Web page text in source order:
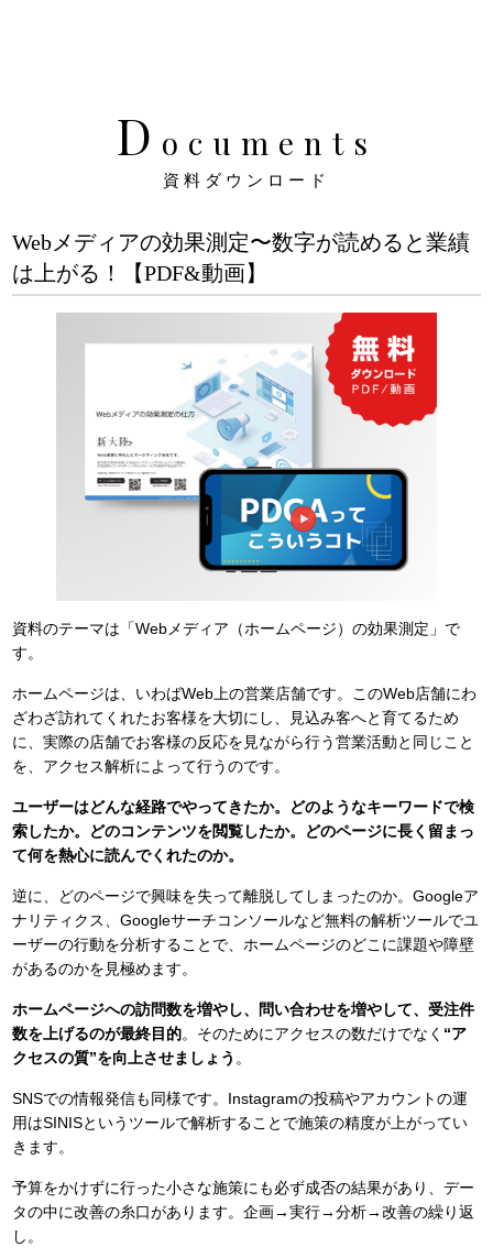
D ocuments
資料ダウンロード
Webメディアの効果測定〜数字が読めると業績
は上がる！【PDF&動画】
資料のテーマは「Webメディア（ホームページ）の効果測定」で
す。
ホームページは、いわばWeb上の営業店舗です。このWeb店舗にわ
ざわざ訪れてくれたお客様を大切にし、見込み客へと育てるため
に、実際の店舗でお客様の反応を見ながら行う営業活動と同じこと
を、アクセス解析によって行うのです。
ユーザーはどんな経路でやってきたか。どのようなキーワードで検
索したか。どのコンテンツを閲覧したか。どのページに長く留まっ
て何を熱心に読んでくれたのか。
逆に、どのページで興味を失って離脱してしまったのか。Googleア
ナリティクス、Googleサーチコンソールなど無料の解析ツールでユ
ーザーの行動を分析することで、ホームページのどこに課題や障壁
があるのかを見極めます。
ホームページへの訪問数を増やし、問い合わせを増やして、受注件
数を上げるのが最終目的。そのためにアクセスの数だけでなく “ア
クセスの質”を向上させましょう 。
SNSでの情報発信も同様です。Instagramの投稿やアカウントの運
用はSINISというツールで解析することで施策の精度が上がってい
きます。
予算をかけずに行った小さな施策にも必ず成否の結果があり、デー
タの中に改善の糸口があります。企画→実行→分析→改善の繰り返
し。